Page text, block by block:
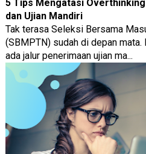
5 Tips Mengatasi
dan Ujian Mandiri
Tak terasa Seleksi Bersama
(SBMPTN) sudah di depan mata.
ada jalur penerimaan ujian ma...